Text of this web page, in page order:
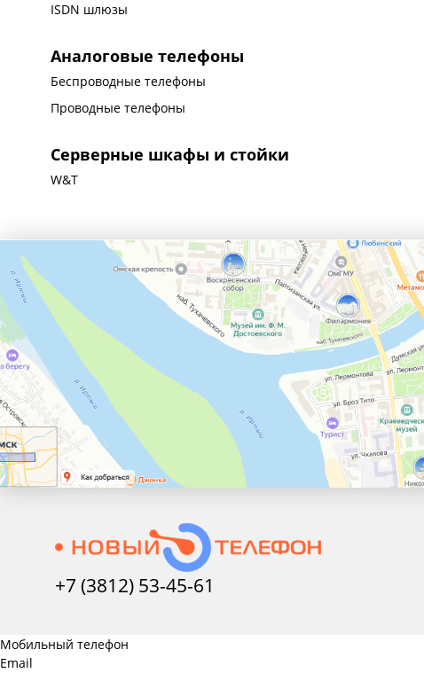
ISDN шлюзы
Аналоговые телефоны
Беспроводные телефоны
Проводные телефоны
Серверные шкафы и стойки
W&T
+7 (3812) 53-45-61
Мобильный телефон
Email